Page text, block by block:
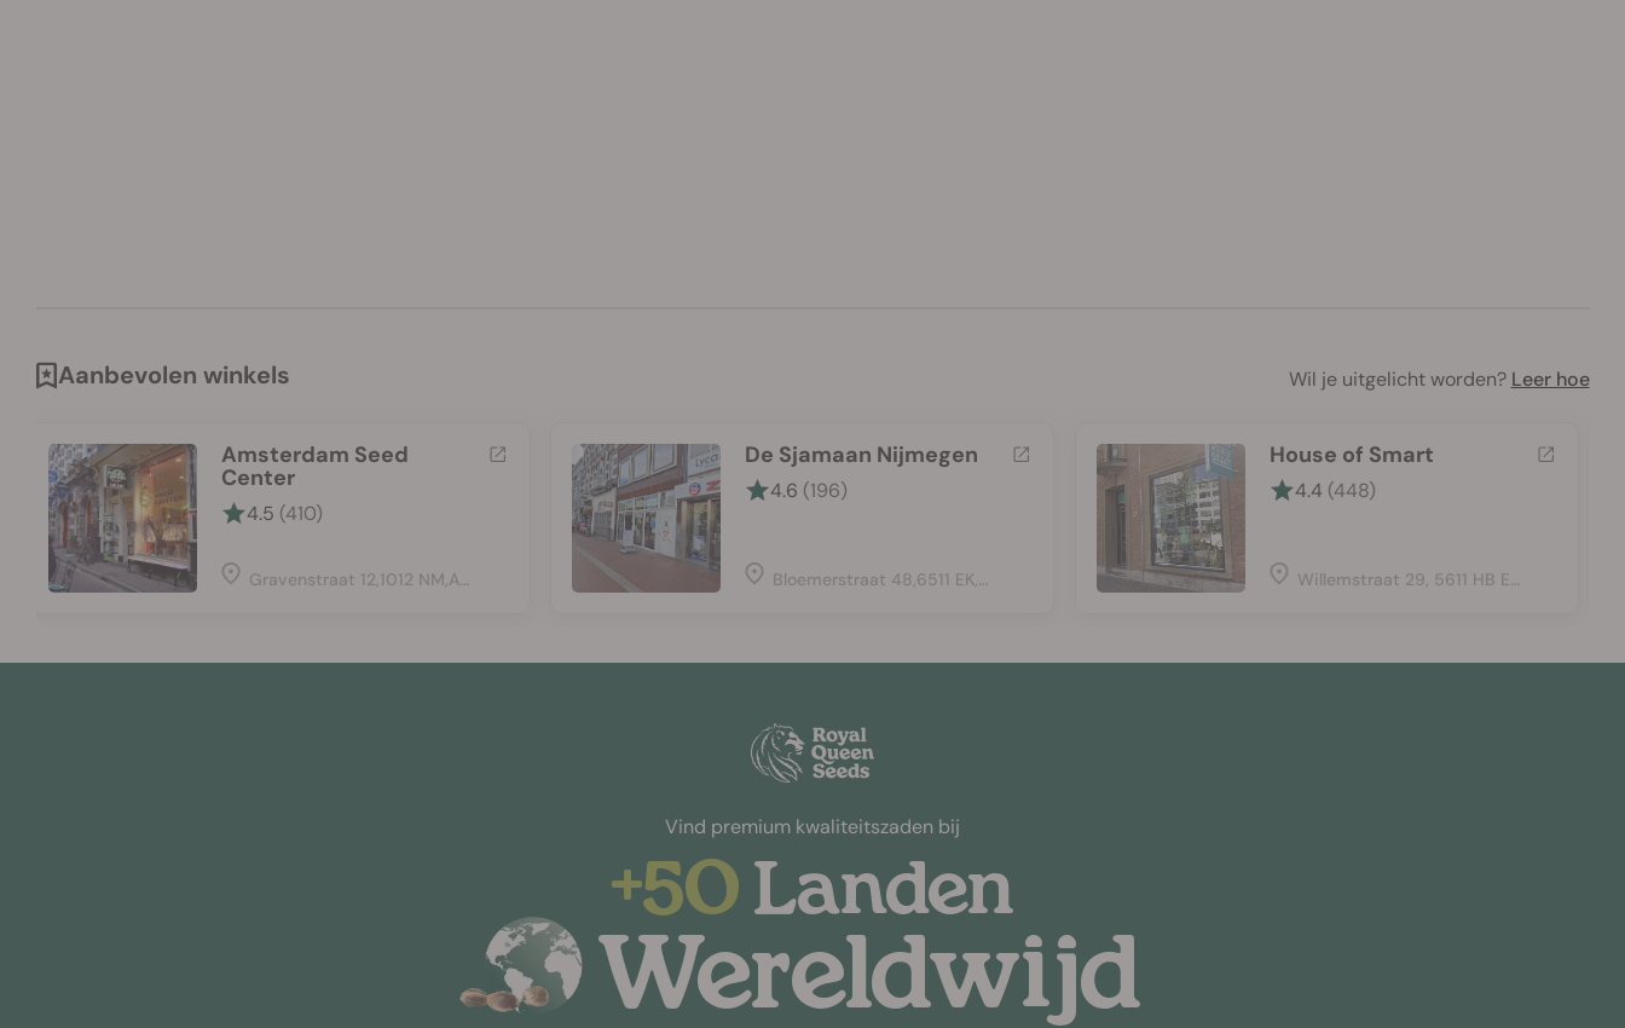
Aanbevolen winkels Wil je uitgelicht worden? Leer hoe
Amsterdam Seed
Center
4.5 (410)
Gravenstraat 12,1012 NM,Amsterdam,Netherlands
De Sjamaan Nijmegen
4.6 (196)
Bloemerstraat 48,6511 EK,Nijmegen,Netherlands
House of Smart
4.4 (448)
Willemstraat 29, 5611 HB Eindhoven, Netherlands
Vind premium kwaliteitszaden bij
+50 Landen
Wereldwijd